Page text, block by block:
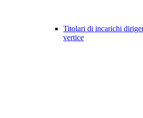
Titolari di incarichi
vertice